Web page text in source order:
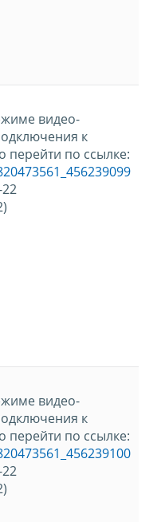
видео-
к
перейти по ссылке:
видео-
к
перейти по ссылке: